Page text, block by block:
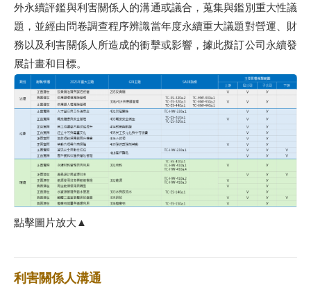
外永續評鑑與利害關係人的溝通或議合，蒐集與鑑別重大性議
題，並經由問卷調查程序辨識當年度永續重大議題對營運、財
務以及利害關係人所造成的衝擊或影響，據此擬訂公司永續發
展計畫和目標。
點擊圖片放大▲
利害關係人溝通